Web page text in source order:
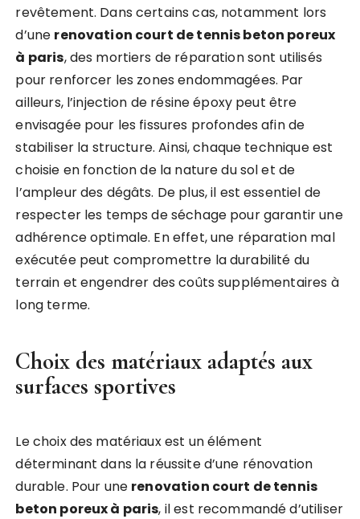
revêtement. Dans certains cas, notamment lors
d’une renovation court de tennis beton poreux
à paris, des mortiers de réparation sont utilisés
pour renforcer les zones endommagées. Par
ailleurs, l’injection de résine époxy peut être
envisagée pour les fissures profondes afin de
stabiliser la structure. Ainsi, chaque technique est
choisie en fonction de la nature du sol et de
l’ampleur des dégâts. De plus, il est essentiel de
respecter les temps de séchage pour garantir une
adhérence optimale. En effet, une réparation mal
exécutée peut compromettre la durabilité du
terrain et engendrer des coûts supplémentaires à
long terme.
Choix des matériaux adaptés aux
surfaces sportives
Le choix des matériaux est un élément
déterminant dans la réussite d’une rénovation
durable. Pour une renovation court de tennis
beton poreux à paris, il est recommandé d’utiliser